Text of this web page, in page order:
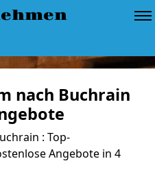
nach Buchrain
: Top-
Angebote in 4